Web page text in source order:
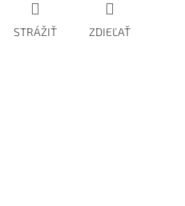
STRÁŽIŤ ZDIEĽAŤ